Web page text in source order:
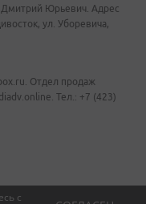
с
Юрьевич. Адрес
ул. Уборевича,
Отдел продаж
Тел.: +7 (423)